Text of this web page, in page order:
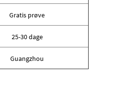
Gratis prøve
25-30 dage
Guangzhou